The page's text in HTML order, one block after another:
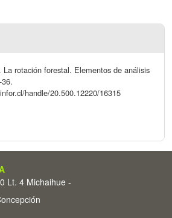
rotación forestal. Elementos de análisis
handle/20.500.12220/16315
Lt. 4 Michaihue -